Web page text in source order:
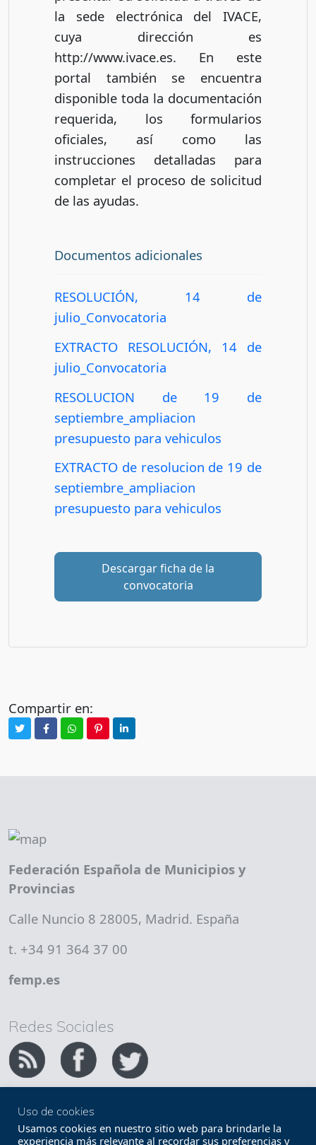
la sede electrónica del IVACE,
cuya dirección es
http://www.ivace.es. En este
portal también se encuentra
disponible toda la documentación
requerida, los formularios
oficiales, así como las
instrucciones detalladas para
completar el proceso de solicitud
de las ayudas.
Documentos adicionales
RESOLUCIÓN, 14 de
julio_Convocatoria
EXTRACTO RESOLUCIÓN, 14 de
julio_Convocatoria
RESOLUCION de 19 de
septiembre_ampliacion
presupuesto para vehiculos
EXTRACTO de resolucion de 19 de
septiembre_ampliacion
presupuesto para vehiculos
Descargar ficha de la
convocatoria
Compartir en:
Federación Española de Municipios y
Provincias
Calle Nuncio 8 28005, Madrid. España
t. +34 91 364 37 00
femp.es
Redes Sociales
Copyright FEMP Accesibilidad
Uso de cookies
Usamos cookies en nuestro sitio web para brindarle la
experiencia más relevante al recordar sus preferencias y